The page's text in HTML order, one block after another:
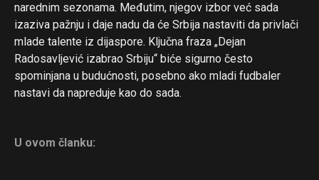
narednim sezonama. Međutim, njegov izbor već sada
izaziva pažnju i daje nadu da će Srbija nastaviti da privlači
mlade talente iz dijaspore. Ključna fraza „Dejan
Radosavljević izabrao Srbiju“ biće sigurno često
spominjana u budućnosti, posebno ako mladi fudbaler
nastavi da napreduje kao do sada.
U ovom članku:
Reddit
Pinterest
Whatsapp
Email